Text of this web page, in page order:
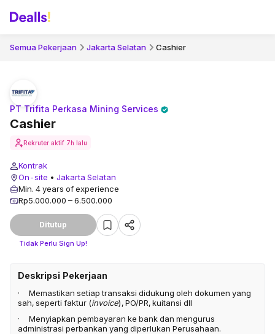
Semua Pekerjaan Jakarta Selatan Cashier
Cashier
PT Trifita Perkasa Mining Services
Rekruter aktif 7h lalu
Kontrak
On-site • Jakarta Selatan
Min. 4 years of experience
Rp5.000.000 – 6.500.000
Ditutup
Tidak Perlu Sign Up!
Deskripsi Pekerjaan
· Memastikan setiap transaksi didukung oleh dokumen yang
sah, seperti faktur (invoice), PO/PR, kuitansi dll
· Menyiapkan pembayaran ke bank dan mengurus
administrasi perbankan yang diperlukan Perusahaan.